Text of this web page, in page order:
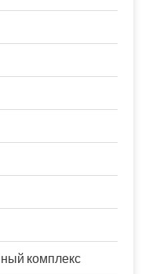
комплекс